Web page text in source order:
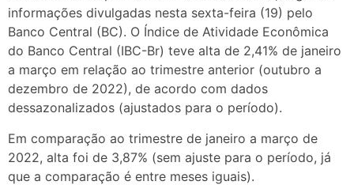
informações divulgadas nesta sexta-feira (19) pelo
Banco Central (BC). O Índice de Atividade Econômica
do Banco Central (IBC-Br) teve alta de 2,41% de janeiro
a março em relação ao trimestre anterior (outubro a
dezembro de 2022), de acordo com dados
dessazonalizados (ajustados para o período).
Em comparação ao trimestre de janeiro a março de
2022, alta foi de 3,87% (sem ajuste para o período, já
que a comparação é entre meses iguais).